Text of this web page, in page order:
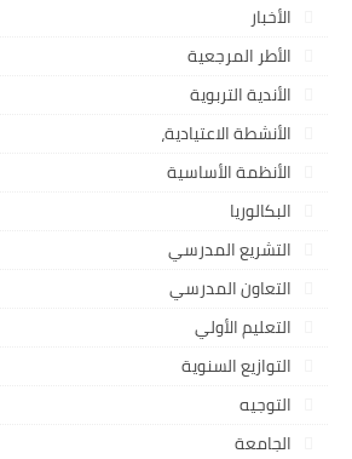
الأخبار
الأطر المرجعية
الأندية التربوية
الأنشطة الاعتيادية،
الأنظمة الأساسية
البكالوريا
التشريع المدرسي
التعاون المدرسي
التعليم الأولي
التوازيع السنوية
التوجيه
الجامعة